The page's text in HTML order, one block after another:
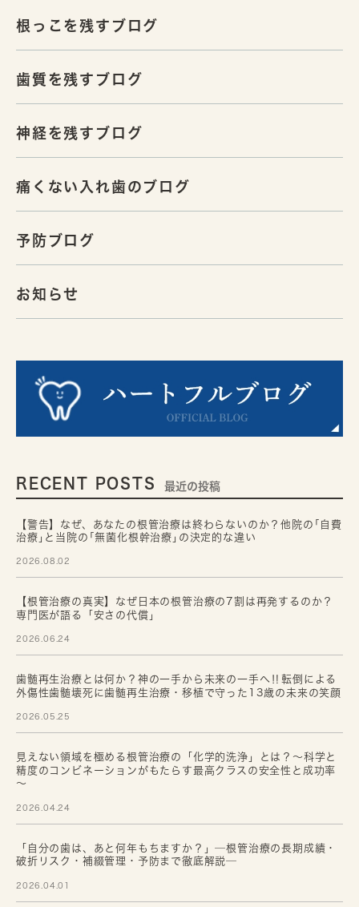
根っこを残すブログ
歯質を残すブログ
神経を残すブログ
痛くない入れ歯のブログ
予防ブログ
お知らせ
RECENT POSTS 最近の投稿
【警告】なぜ、あなたの根管治療は終わらないのか？他院の｢自費
治療｣と当院の｢無菌化根幹治療｣の決定的な違い
2026.08.02
【根管治療の真実】なぜ日本の根管治療の7割は再発するのか？
専門医が語る「安さの代償」
2026.06.24
歯髄再生治療とは何か？神の一手から未来の一手へ‼転倒による
外傷性歯髄壊死に歯髄再生治療・移植で守った13歳の未来の笑顔
2026.05.25
見えない領域を極める根管治療の「化学的洗浄」とは？～科学と
精度のコンビネーションがもたらす最高クラスの安全性と成功率
～
2026.04.24
「自分の歯は、あと何年もちますか？」─根管治療の長期成績・
破折リスク・補綴管理・予防まで徹底解説─
2026.04.01